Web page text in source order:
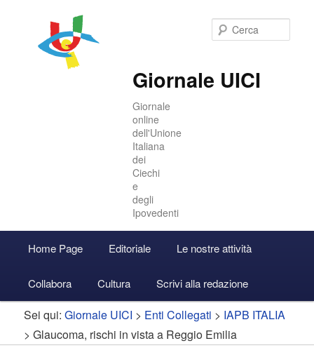
Giornale UICI
Giornale
online
dell'Unione
Italiana
dei
Ciechi
e
degli
Ipovedenti
principale
Vai
al
contenuto
Vai
al
contenuto
Accedi
Home Page Editoriale Le nostre attività
Collabora Cultura Scrivi alla redazione
Sei qui:Giornale UICI > Enti Collegati > IAPB ITALIA
> Glaucoma, rischi in vista a Reggio Emilia